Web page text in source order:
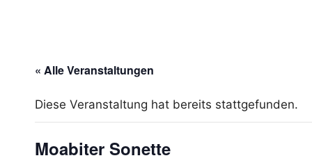
« Alle Veranstaltungen
Diese Veranstaltung hat bereits stattgefunden.
Moabiter Sonette